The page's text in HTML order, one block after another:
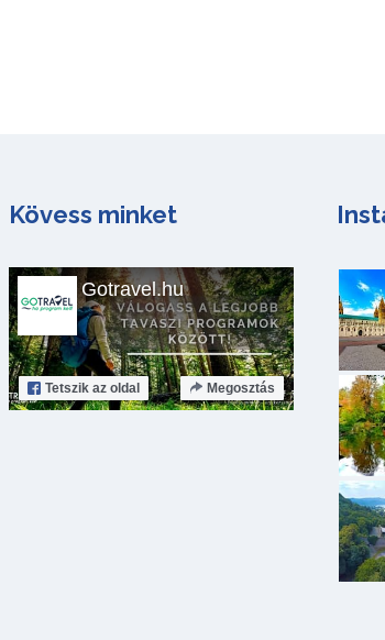
Kövess minket
Gotravel.hu
Tetszik az oldal Megosztás